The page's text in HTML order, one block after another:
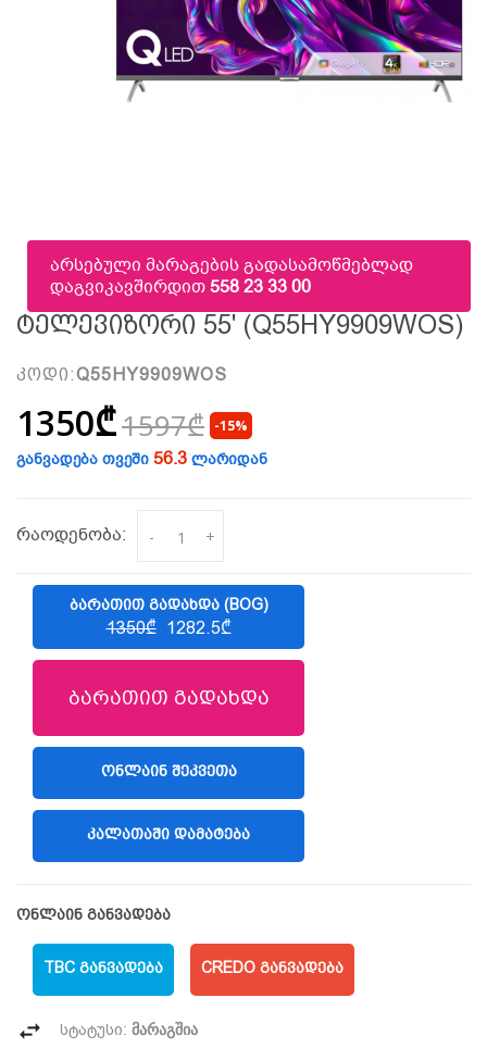
არსებული მარაგების გადასამოწმებლად
დაგვიკავშირდით558 23 33 00
Ტელევიზორი 55' (Q55HY9909WOS)
კოდი:Q55HY9909WOS
1350₾1597₾ -15%
განვადება თვეში 56.3 ლარიდან
რაოდენობა: - +
ᲑᲐᲠᲐᲗᲘᲗ ᲒᲐᲓᲐᲮᲓᲐ (BOG)
1350₾ 1282.5₾
ბარათით გადახდა
(LIBERTY)
ᲝᲜᲚᲐᲘᲜ ᲨᲔᲙᲕᲔᲗᲐ
ᲙᲐᲚᲐᲗᲐᲨᲘ ᲓᲐᲛᲐᲢᲔᲑᲐ
ონლაინ განვადება
TBC ᲒᲐᲜᲕᲐᲓᲔᲑᲐ CREDO ᲒᲐᲜᲕᲐᲓᲔᲑᲐ
სტატუსი: მარაგშია